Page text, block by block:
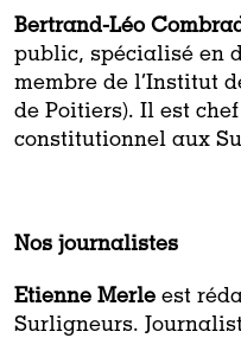
Bertrand-Léo
public, spécialisé en
membre de l’Institut
de Poitiers). Il est
constitutionnel aux
Nos journalistes
Etienne Merle est
Surligneurs.